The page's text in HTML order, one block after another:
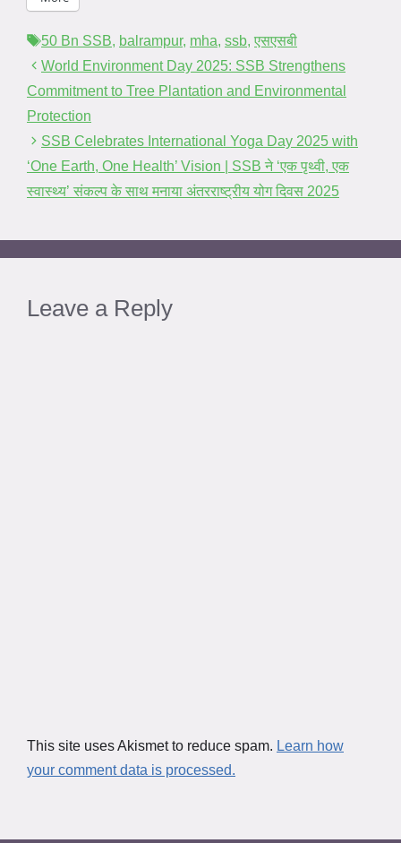
Tags
50 Bn SSB, balrampur, mha, ssb, एसएसबी
World Environment Day 2025: SSB Strengthens
Commitment to Tree Plantation and Environmental
Protection
SSB Celebrates International Yoga Day 2025 with
‘One Earth, One Health’ Vision | SSB ने ‘एक पृथ्वी, एक
स्वास्थ्य’ संकल्प के साथ मनाया अंतरराष्ट्रीय योग दिवस 2025
Leave a Reply
This site uses Akismet to reduce spam. Learn how
your comment data is processed.